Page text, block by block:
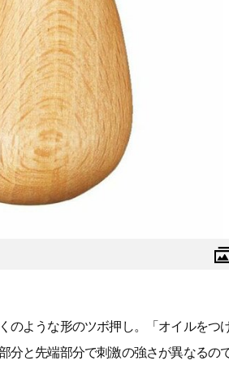
のような形のツボ押し。「オイルをつ
分と先端部分で刺激の強さが異なるの